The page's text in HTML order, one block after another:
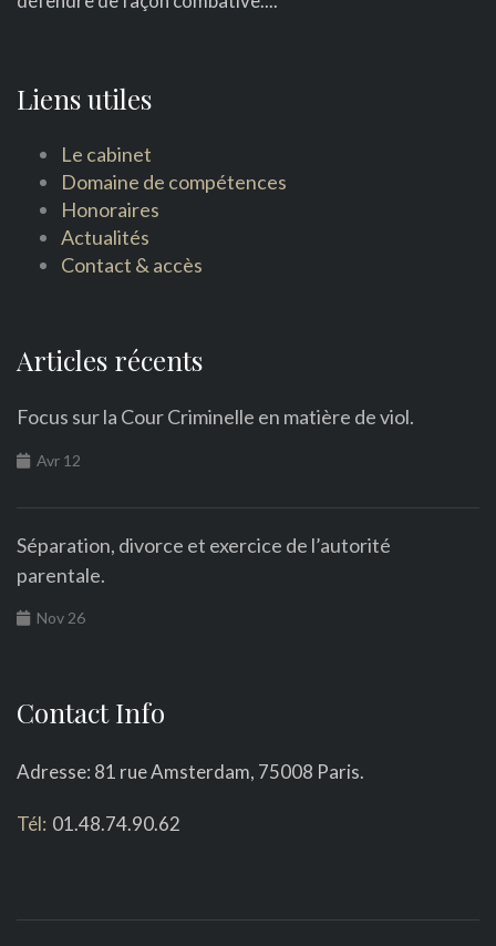
Liens utiles
Le cabinet
Domaine de compétences
Honoraires
Actualités
Contact & accès
Articles récents
Focus sur la Cour Criminelle en matière de viol.
Avr 12
Séparation, divorce et exercice de l’autorité
parentale.
Nov 26
Contact Info
Adresse: 81 rue Amsterdam, 75008 Paris.
Tél: 01.48.74.90.62